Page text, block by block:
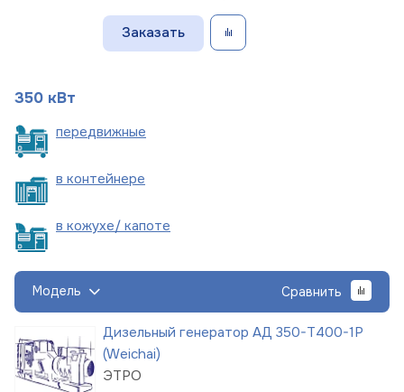
Заказать
350 кВт
передвижные
в контейнере
в кожухе/ капоте
Модель Сравнить
Дизельный генератор АД 350-Т400-1Р
(Weichai)
ЭТРО